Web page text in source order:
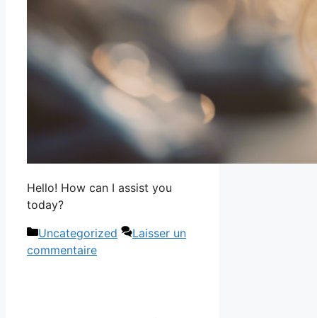
Hello! How can I assist you
today?
Catégories
Uncategorized
Laisser un
commentaire